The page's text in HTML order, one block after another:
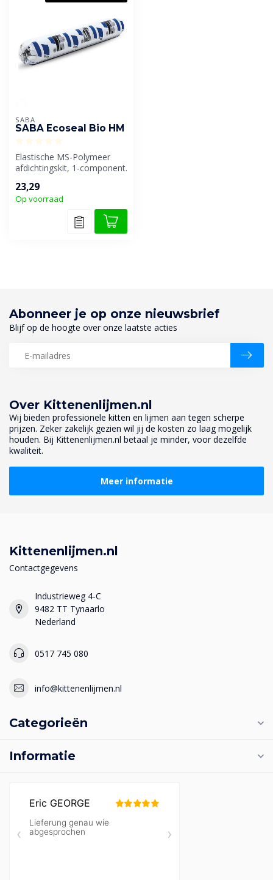
SABA
SABA Ecoseal Bio HM
Elastische MS-Polymeer
afdichtingskit, 1-component.
23,29
Op voorraad
Over Kittenenlijmen.nl
Wij bieden professionele kitten en lijmen aan tegen scherpe
prijzen. Zeker zakelijk gezien wil jij de kosten zo laag mogelijk
houden. Bij Kittenenlijmen.nl betaal je minder, voor dezelfde
kwaliteit.
Meer informatie
Abonneer je op onze nieuwsbrief
Blijf op de hoogte over onze laatste acties
Kittenenlijmen.nl
Contactgegevens
Industrieweg 4-C
9482 TT Tynaarlo
Nederland
0517 745 080
info@kittenenlijmen.nl
Categorieën
Informatie